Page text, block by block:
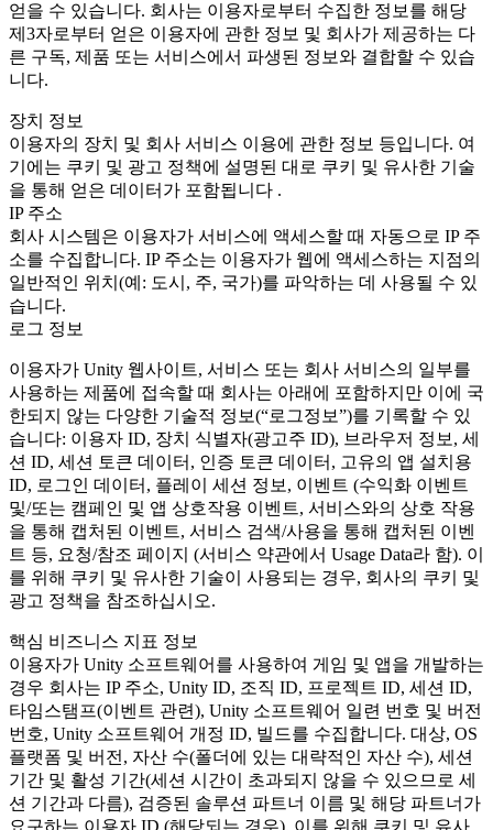
얻을 수 있습니다. 회사는 이용자로부터 수집한 정보를 해당
제3자로부터 얻은 이용자에 관한 정보 및 회사가 제공하는 다
른 구독, 제품 또는 서비스에서 파생된 정보와 결합할 수 있습
니다.
장치 정보
이용자의 장치 및 회사 서비스 이용에 관한 정보 등입니다. 여
기에는 쿠키 및 광고 정책에 설명된 대로 쿠키 및 유사한 기술
을 통해 얻은 데이터가 포함됩니다 .
IP 주소
회사 시스템은 이용자가 서비스에 액세스할 때 자동으로 IP 주
소를 수집합니다. IP 주소는 이용자가 웹에 액세스하는 지점의
일반적인 위치(예: 도시, 주, 국가)를 파악하는 데 사용될 수 있
습니다.
로그 정보
이용자가 Unity 웹사이트, 서비스 또는 회사 서비스의 일부를
사용하는 제품에 접속할 때 회사는 아래에 포함하지만 이에 국
한되지 않는 다양한 기술적 정보(“로그정보”)를 기록할 수 있
습니다: 이용자 ID, 장치 식별자(광고주 ID), 브라우저 정보, 세
션 ID, 세션 토큰 데이터, 인증 토큰 데이터, 고유의 앱 설치용
ID, 로그인 데이터, 플레이 세션 정보, 이벤트 (수익화 이벤트
및/또는 캠페인 및 앱 상호작용 이벤트, 서비스와의 상호 작용
을 통해 캡처된 이벤트, 서비스 검색/사용을 통해 캡처된 이벤
트 등, 요청/참조 페이지 (서비스 약관에서 Usage Data라 함). 이
를 위해 쿠키 및 유사한 기술이 사용되는 경우, 회사의 쿠키 및
광고 정책을 참조하십시오.
핵심 비즈니스 지표 정보
이용자가 Unity 소프트웨어를 사용하여 게임 및 앱을 개발하는
경우 회사는 IP 주소, Unity ID, 조직 ID, 프로젝트 ID, 세션 ID,
타임스탬프(이벤트 관련), Unity 소프트웨어 일련 번호 및 버전
번호, Unity 소프트웨어 개정 ID, 빌드를 수집합니다. 대상, OS
플랫폼 및 버전, 자산 수(폴더에 있는 대략적인 자산 수), 세션
기간 및 활성 기간(세션 시간이 초과되지 않을 수 있으므로 세
션 기간과 다름), 검증된 솔루션 파트너 이름 및 해당 파트너가